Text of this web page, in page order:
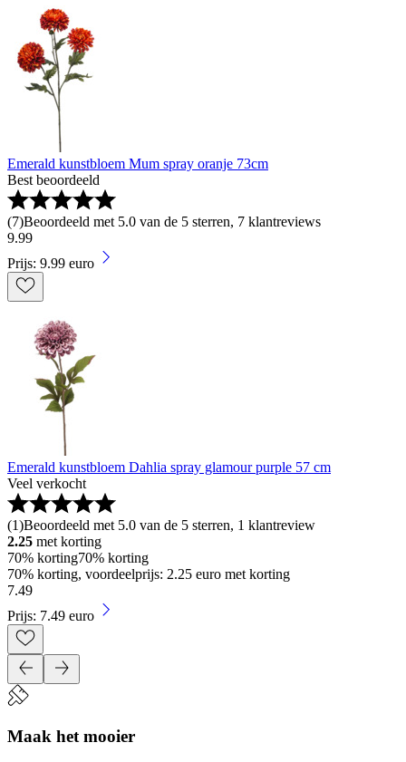
Emerald kunstbloem Mum spray oranje 73cm
Best beoordeeld
(7)Beoordeeld met 5.0 van de 5 sterren, 7 klantreviews
9.99
Prijs: 9.99 euro
Emerald kunstbloem Dahlia spray glamour purple 57 cm
Veel verkocht
(1)Beoordeeld met 5.0 van de 5 sterren, 1 klantreview
2.25 met korting
70% korting70% korting
70% korting, voordeelprijs: 2.25 euro met korting
7.49
Prijs: 7.49 euro
Maak het mooier